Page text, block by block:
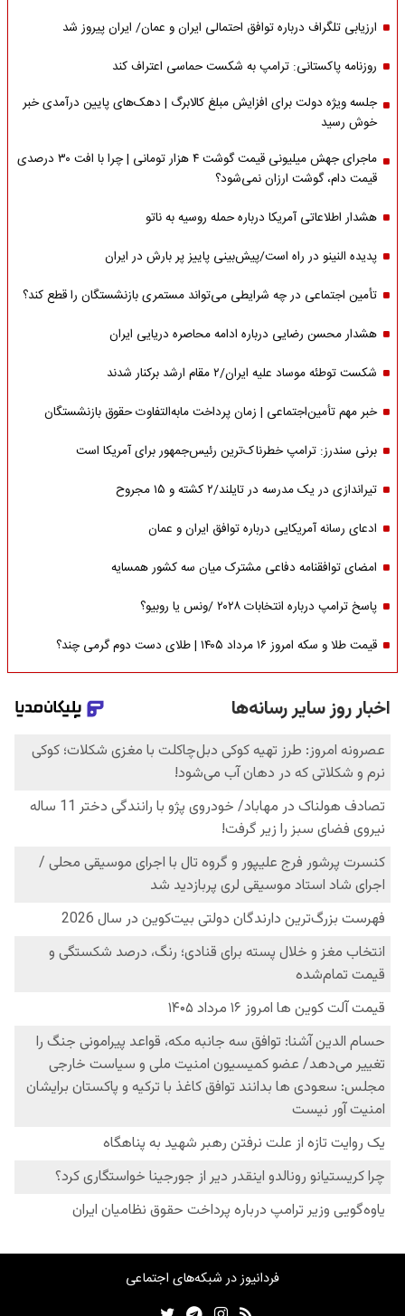
ارزیابی تلگراف درباره توافق احتمالی ایران و عمان/ ایران پیروز شد
روزنامه پاکستانی: ترامپ به شکست حماسی اعتراف کند
جلسه ویژه دولت برای افزایش مبلغ کالابرگ | دهک‌های پایین درآمدی خبر
خوش رسید
ماجرای جهش میلیونی قیمت گوشت ۴ هزار تومانی | چرا با افت ۳۰ درصدی
قیمت دام، گوشت ارزان نمی‌شود؟
هشدار اطلاعاتی آمریکا درباره حمله روسیه به ناتو
پدیده النینو در راه است/پیش‌بینی پاییز پر بارش در ایران
تأمین اجتماعی در چه شرایطی می‌تواند مستمری بازنشستگان را قطع کند؟
هشدار محسن رضایی درباره ادامه محاصره دریایی ایران
شکست توطئه موساد علیه ایران/۲ مقام‌ ارشد برکنار شدند
خبر مهم تأمین‌اجتماعی | زمان پرداخت مابه‌التفاوت حقوق بازنشستگان
برنی سندرز: ترامپ خطرناک‌ترین رئیس‌جمهور برای آمریکا است
تیراندازی در یک مدرسه در تایلند/۲ کشته و ۱۵ مجروح
ادعای رسانه آمریکایی درباره توافق ایران و عمان
امضای توافقنامه دفاعی مشترک میان سه کشور همسایه
پاسخ ترامپ درباره انتخابات ۲۰۲۸ /ونس یا روبیو؟
قیمت طلا و سکه امروز ۱۶ مرداد ۱۴۰۵ | طلای دست دوم گرمی چند؟
فردانیوز در شبکه‌های اجتماعی